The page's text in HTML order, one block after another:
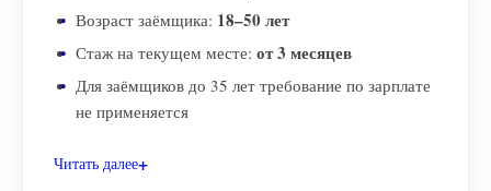
Возраст заёмщика: 18–50 лет
Стаж на текущем месте: от 3 месяцев
Для заёмщиков до 35 лет требование по зарплате
не применяется
Читать далее